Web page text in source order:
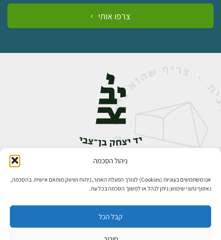
ניהול הסכמה
אנו משתמשים בעוגיות (Cookies) לצורך הפעלת האתר, ניתוח ושיווק מותאם אישית. בהסכמה,
נאסוף נתוני שימוש; ניתן לנהל או למשוך הסכמה בכל עת.
קבל הכל
צרפו אותי
אבן גבירול 14, רחביה, ירושלים